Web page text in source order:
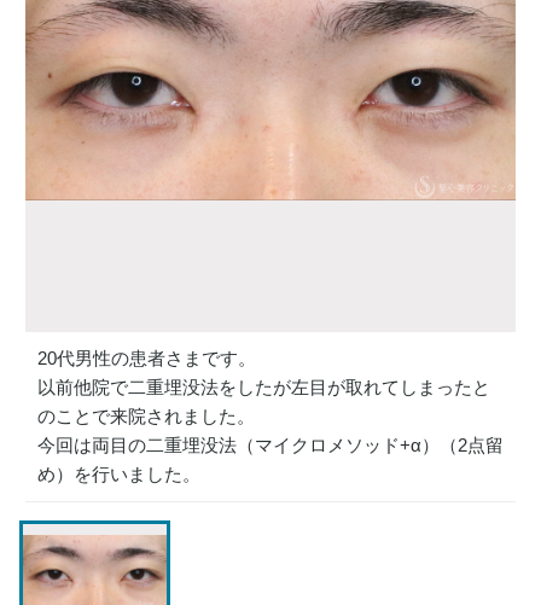
20代男性の患者さまです。
以前他院で二重埋没法をしたが左目が取れてしまったと
のことで来院されました。
今回は両目の二重埋没法（マイクロメソッド+α）（2点留
め）を行いました。